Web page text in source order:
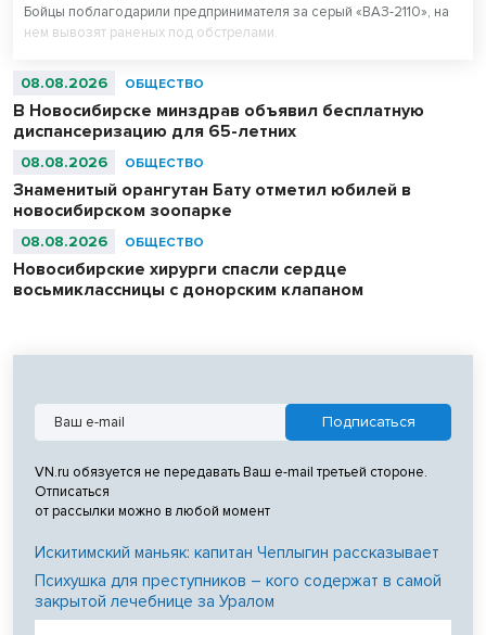
Бойцы поблагодарили предпринимателя за серый «ВАЗ-2110», на
нем вывозят раненых под обстрелами.
08.08.2026 ОБЩЕСТВО
В Новосибирске минздрав объявил бесплатную
диспансеризацию для 65-летних
08.08.2026 ОБЩЕСТВО
Знаменитый орангутан Бату отметил юбилей в
новосибирском зоопарке
08.08.2026 ОБЩЕСТВО
Новосибирские хирурги спасли сердце
восьмиклассницы с донорским клапаном
VN.ru обязуется не передавать Ваш e-mail третьей стороне.
Отписаться
от рассылки можно в любой момент
Искитимский маньяк: капитан Чеплыгин рассказывает
Психушка для преступников – кого содержат в самой
закрытой лечебнице за Уралом